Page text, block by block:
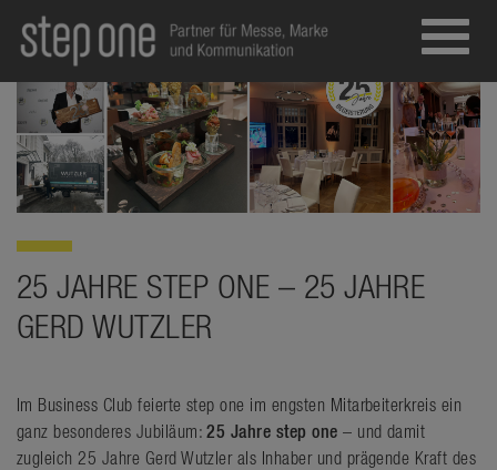
25 JAHRE STEP ONE – 25 JAHRE
GERD WUTZLER
Im Business Club feierte step one im engsten Mitarbeiterkreis ein
ganz besonderes Jubiläum:25 Jahre step one – und damit
zugleich 25 Jahre Gerd Wutzler als Inhaber und prägende Kraft des